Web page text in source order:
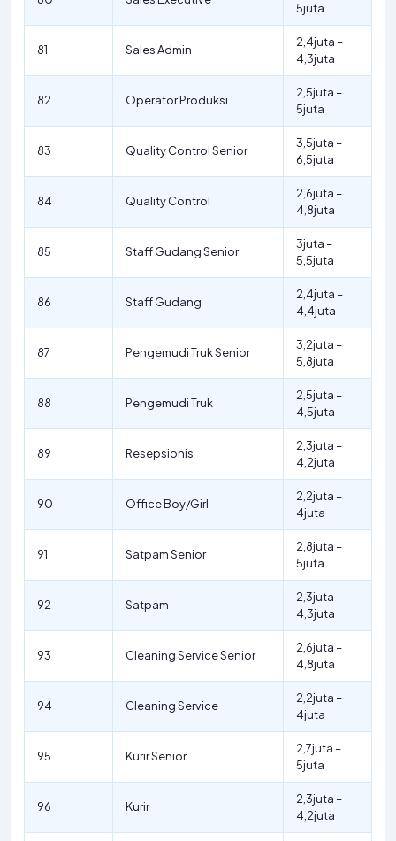
5juta
81 Sales Admin
2,4juta –
4,3juta
82 Operator Produksi
2,5juta –
5juta
83 Quality Control Senior
3,5juta –
6,5juta
84 Quality Control
2,6juta –
4,8juta
85 Staff Gudang Senior
3juta –
5,5juta
86 Staff Gudang
2,4juta –
4,4juta
87 Pengemudi Truk Senior
3,2juta –
5,8juta
88 Pengemudi Truk
2,5juta –
4,5juta
89 Resepsionis
2,3juta –
4,2juta
90 Office Boy/Girl
2,2juta –
4juta
91 Satpam Senior
2,8juta –
5juta
92 Satpam
2,3juta –
4,3juta
93 Cleaning Service Senior
2,6juta –
4,8juta
94 Cleaning Service
2,2juta –
4juta
95 Kurir Senior
2,7juta –
5juta
96 Kurir
2,3juta –
4,2juta